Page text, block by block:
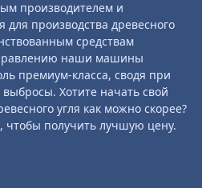
производителем и
для производства древесного
средствам
наши машины
премиум-класса, сводя при
Хотите начать свой
угля как можно скорее?
чтобы получить лучшую цену.